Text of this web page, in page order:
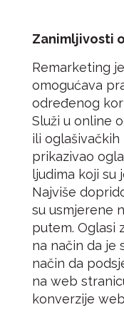
Zanimljivosti
Remarketing
omogućava
određenog
Služi u online
ili
prikazivao
ljudima koji su
Najviše
su usmjerene
putem. Oglasi
na način da je
način da
na web
konverzije